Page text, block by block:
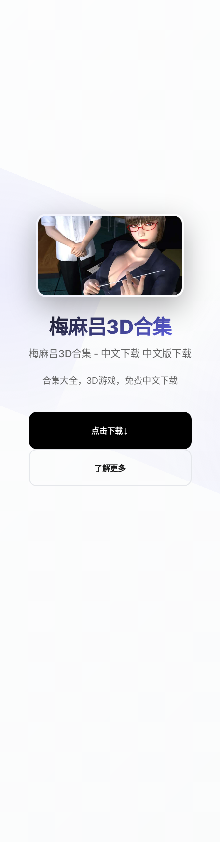
梅麻吕3D合集
梅麻吕3D合集 - 中文下载 中文版下载
合集大全，3D游戏，免费中文下载
点击下载↓
了解更多